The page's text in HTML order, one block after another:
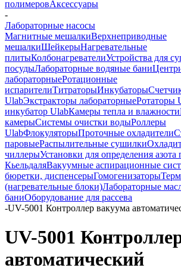
полимеровАксессуары
-
Лабораторные насосы
Магнитные мешалкиВерхнеприводные
мешалкиШейкерыНагревательные
плитыКолбонагревателиУстройства для
посудыЛабораторные водяные бани
лабораторныеРотационные
испарителиТитраторыИнкубаторы
UlabЭкстракторы лабораторныеРотаторы
инкубатор UlabКамеры тепла и влажности
камерыСистемы очистки водыРоллеры
UlabФлокуляторыПроточные охладители
паровыеРаспылительные сушилки
чиллерыУстановки для определения азота
КьельдаляВакуумные аспирационные
бюретки, диспенсерыГомогенизаторы
(нагревательные блоки)Лабораторные
баниОборудование для рассева
-UV-5001 Контроллер вакуума
UV-5001
автоматический